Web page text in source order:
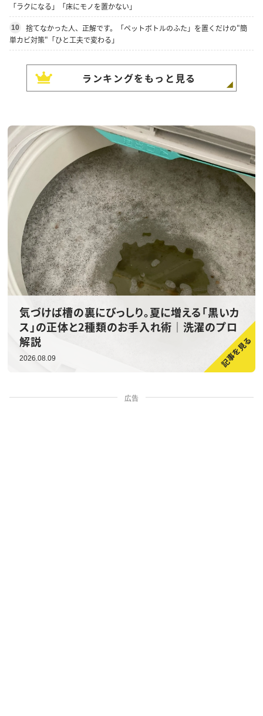
「ラクになる」「床にモノを置かない」
10
捨てなかった人、正解です。「ペットボトルのふた」を置くだけの"簡
単カビ対策"「ひと工夫で変わる」
ランキングをもっと見る
気づけば槽の裏にびっしり。夏に増える「黒いカ
ス」の正体と2種類のお手入れ術｜洗濯のプロ
解説
2026.08.09
広告